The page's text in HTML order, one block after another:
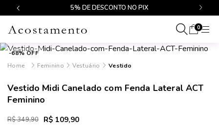
5% DE DESCONTO NO PIX
0
-68% OFF
Feminino
Vestuário Vestido
Vestido Midi Canelado com Fenda Lateral ACT
Feminino
R$ 349,90 R$ 109,90